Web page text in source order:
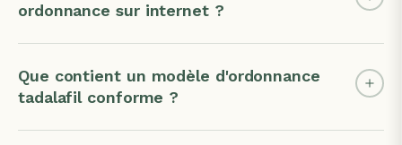
ordonnance sur internet ?
Que contient un modèle d'ordonnance
tadalafil conforme ?